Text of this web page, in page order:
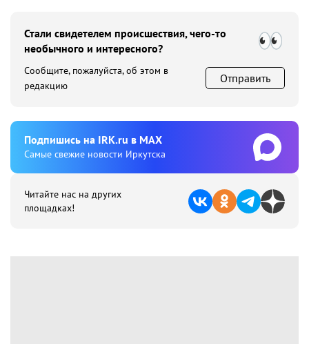
Стали свидетелем происшествия, чего-то
необычного и интересного?
Сообщите, пожалуйста, об этом в
редакцию
Отправить
Подпишиcь на IRK.ru в MAX
Cамые свежие новости Иркутска
Читайте нас на других
площадках!